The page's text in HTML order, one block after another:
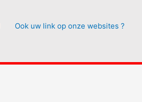
Ook uw link op onze websites ?